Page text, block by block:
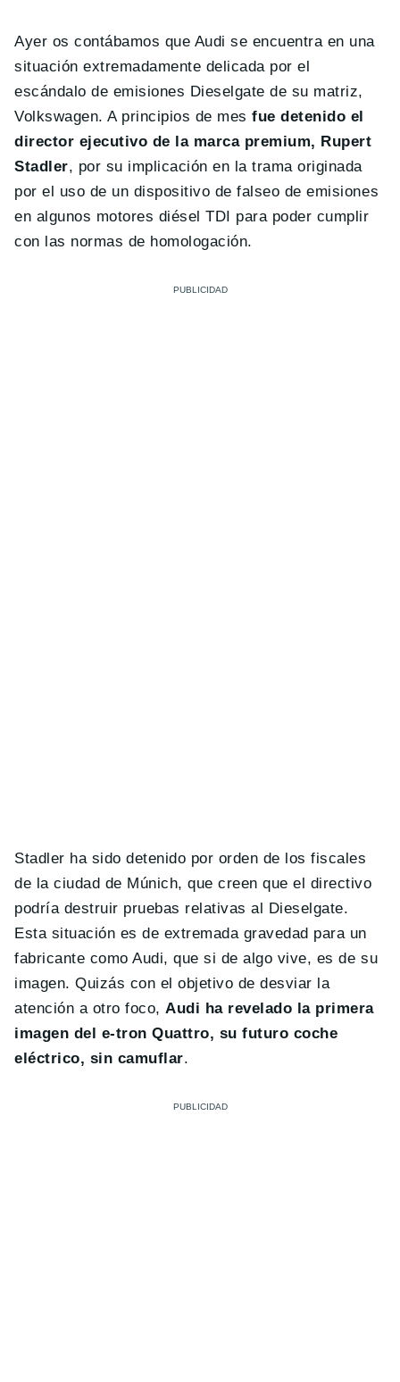
Ayer os contábamos que Audi se encuentra en una
situación extremadamente delicada por el
escándalo de emisiones Dieselgate de su matriz,
Volkswagen. A principios de mesfue detenido el
director ejecutivo de la marca premium, Rupert
Stadler, por su implicación en la trama originada
por el uso de un dispositivo de falseo de emisiones
en algunos motores diésel TDI para poder cumplir
con las normas de homologación.
Stadler ha sido detenido por orden de los fiscales
de la ciudad de Múnich, que creen que el directivo
podría destruir pruebas relativas al Dieselgate.
Esta situación es de extremada gravedad para un
fabricante como Audi, que si de algo vive, es de su
imagen. Quizás con el objetivo de desviar la
atención a otro foco,Audi ha revelado la primera
imagen del e-tron Quattro, su futuro coche
eléctrico, sin camuflar.